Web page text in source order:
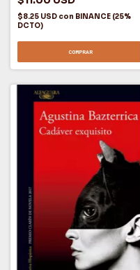
$8.25 USD con BINANCE (25%
DCTO)
COMPRAR